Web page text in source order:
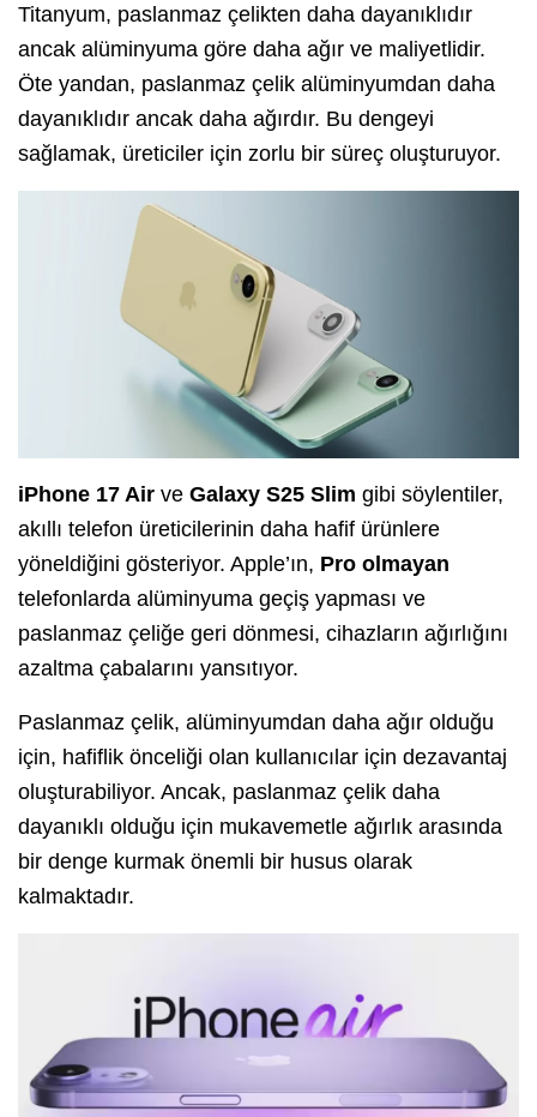
Titanyum, paslanmaz çelikten daha dayanıklıdır
ancak alüminyuma göre daha ağır ve maliyetlidir.
Öte yandan, paslanmaz çelik alüminyumdan daha
dayanıklıdır ancak daha ağırdır. Bu dengeyi
sağlamak, üreticiler için zorlu bir süreç oluşturuyor.
iPhone 17 Air ve Galaxy S25 Slim gibi söylentiler,
akıllı telefon üreticilerinin daha hafif ürünlere
yöneldiğini gösteriyor. Apple’ın, Pro olmayan
telefonlarda alüminyuma geçiş yapması ve
paslanmaz çeliğe geri dönmesi, cihazların ağırlığını
azaltma çabalarını yansıtıyor.
Paslanmaz çelik, alüminyumdan daha ağır olduğu
için, hafiflik önceliği olan kullanıcılar için dezavantaj
oluşturabiliyor. Ancak, paslanmaz çelik daha
dayanıklı olduğu için mukavemetle ağırlık arasında
bir denge kurmak önemli bir husus olarak
kalmaktadır.